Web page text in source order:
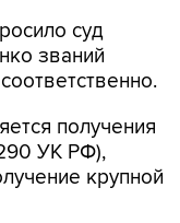
суд
званий
получения
УК РФ),
крупной